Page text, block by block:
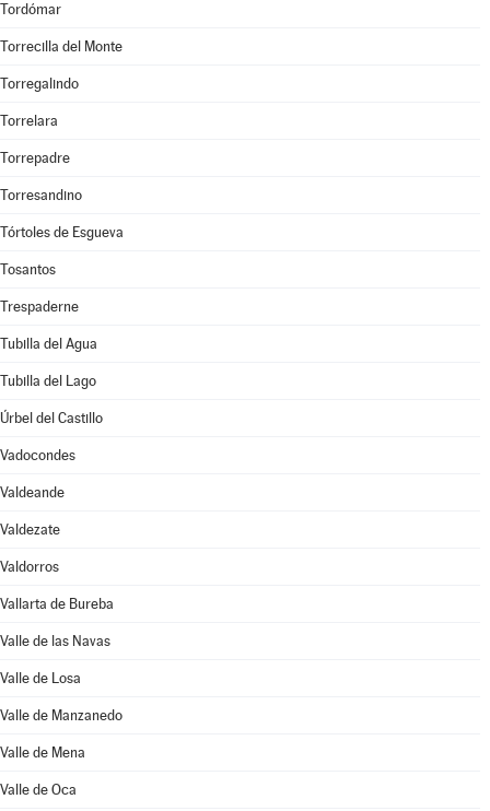
Tordómar
Torrecilla del Monte
Torregalindo
Torrelara
Torrepadre
Torresandino
Tórtoles de Esgueva
Tosantos
Trespaderne
Tubilla del Agua
Tubilla del Lago
Úrbel del Castillo
Vadocondes
Valdeande
Valdezate
Valdorros
Vallarta de Bureba
Valle de las Navas
Valle de Losa
Valle de Manzanedo
Valle de Mena
Valle de Oca